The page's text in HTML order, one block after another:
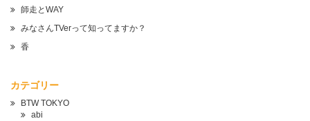
師走とWAY
みなさんTVerって知ってますか？
香
カテゴリー
BTW TOKYO
abi